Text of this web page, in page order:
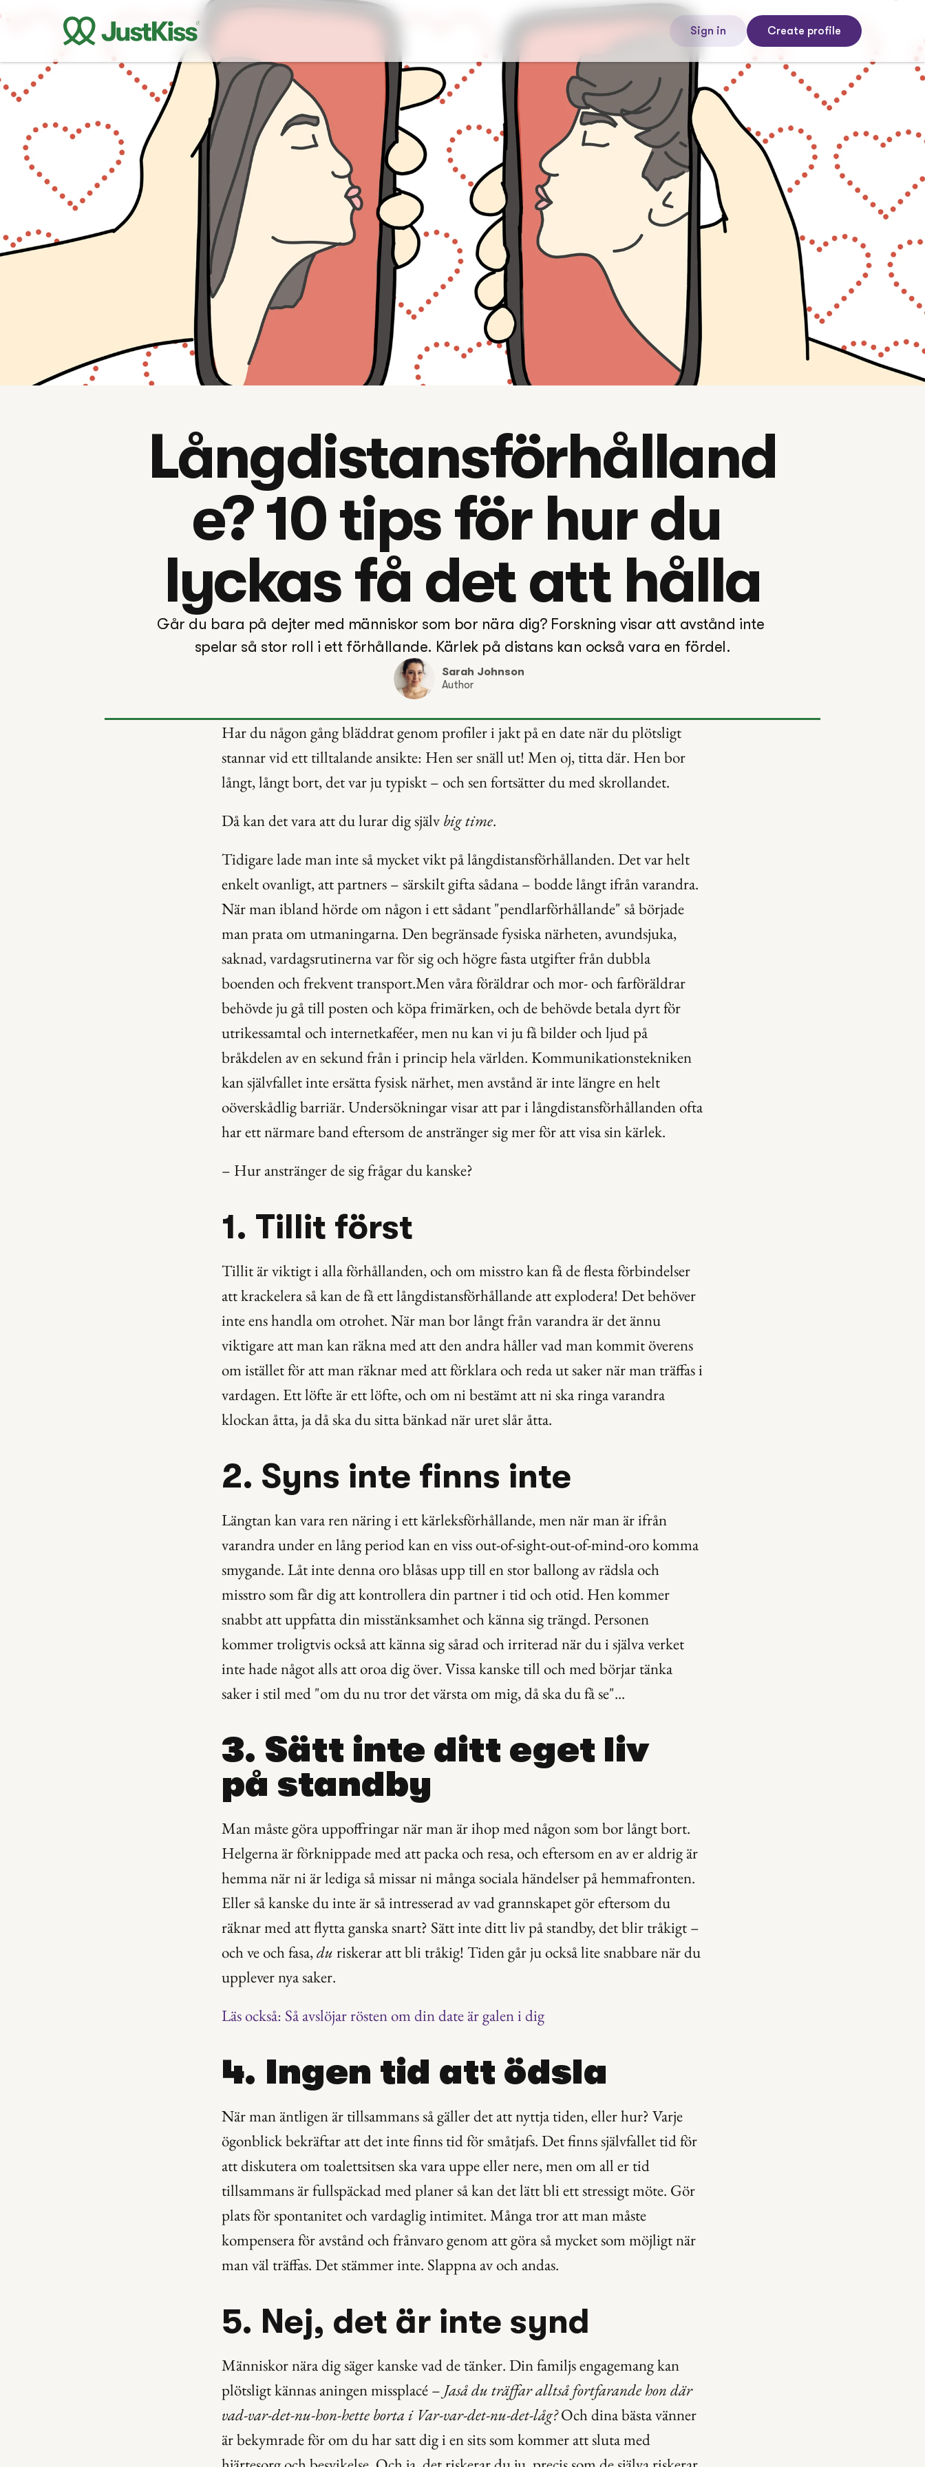
Sign in Create profile
Långdistansförhålland
e? 10 tips för hur du
lyckas få det att hålla
Går du bara på dejter med människor som bor nära dig? Forskning visar att avstånd inte
spelar så stor roll i ett förhållande. Kärlek på distans kan också vara en fördel.
Sarah Johnson
Author
Har du någon gång bläddrat genom profiler i jakt på en date när du plötsligt
stannar vid ett tilltalande ansikte: Hen ser snäll ut! Men oj, titta där. Hen bor
långt, långt bort, det var ju typiskt – och sen fortsätter du med skrollandet.
Då kan det vara att du lurar dig själv big time.
Tidigare lade man inte så mycket vikt på långdistansförhållanden. Det var helt
enkelt ovanligt, att partners – särskilt gifta sådana – bodde långt ifrån varandra.
När man ibland hörde om någon i ett sådant "pendlarförhållande" så började
man prata om utmaningarna. Den begränsade fysiska närheten, avundsjuka,
saknad, vardagsrutinerna var för sig och högre fasta utgifter från dubbla
boenden och frekvent transport.Men våra föräldrar och mor- och farföräldrar
behövde ju gå till posten och köpa frimärken, och de behövde betala dyrt för
utrikessamtal och internetkaféer, men nu kan vi ju få bilder och ljud på
bråkdelen av en sekund från i princip hela världen. Kommunikationstekniken
kan självfallet inte ersätta fysisk närhet, men avstånd är inte längre en helt
oöverskådlig barriär. Undersökningar visar att par i långdistansförhållanden ofta
har ett närmare band eftersom de anstränger sig mer för att visa sin kärlek.
– Hur anstränger de sig frågar du kanske?
1. Tillit först
Tillit är viktigt i alla förhållanden, och om misstro kan få de flesta förbindelser
att krackelera så kan de få ett långdistansförhållande att explodera! Det behöver
inte ens handla om otrohet. När man bor långt från varandra är det ännu
viktigare att man kan räkna med att den andra håller vad man kommit överens
om istället för att man räknar med att förklara och reda ut saker när man träffas i
vardagen. Ett löfte är ett löfte, och om ni bestämt att ni ska ringa varandra
klockan åtta, ja då ska du sitta bänkad när uret slår åtta.
2. Syns inte finns inte
Längtan kan vara ren näring i ett kärleksförhållande, men när man är ifrån
varandra under en lång period kan en viss out-of-sight-out-of-mind-oro komma
smygande. Låt inte denna oro blåsas upp till en stor ballong av rädsla och
misstro som får dig att kontrollera din partner i tid och otid. Hen kommer
snabbt att uppfatta din misstänksamhet och känna sig trängd. Personen
kommer troligtvis också att känna sig sårad och irriterad när du i själva verket
inte hade något alls att oroa dig över. Vissa kanske till och med börjar tänka
saker i stil med "om du nu tror det värsta om mig, då ska du få se"...
3. Sätt inte ditt eget liv
på standby
Man måste göra uppoffringar när man är ihop med någon som bor långt bort.
Helgerna är förknippade med att packa och resa, och eftersom en av er aldrig är
hemma när ni är lediga så missar ni många sociala händelser på hemmafronten.
Eller så kanske du inte är så intresserad av vad grannskapet gör eftersom du
räknar med att flytta ganska snart? Sätt inte ditt liv på standby, det blir tråkigt –
och ve och fasa, du riskerar att bli tråkig! Tiden går ju också lite snabbare när du
upplever nya saker.
Läs också: Så avslöjar rösten om din date är galen i dig
4. Ingen tid att ödsla
När man äntligen är tillsammans så gäller det att nyttja tiden, eller hur? Varje
ögonblick bekräftar att det inte finns tid för småtjafs. Det finns självfallet tid för
att diskutera om toalettsitsen ska vara uppe eller nere, men om all er tid
tillsammans är fullspäckad med planer så kan det lätt bli ett stressigt möte. Gör
plats för spontanitet och vardaglig intimitet. Många tror att man måste
kompensera för avstånd och frånvaro genom att göra så mycket som möjligt när
man väl träffas. Det stämmer inte. Slappna av och andas.
5. Nej, det är inte synd
Människor nära dig säger kanske vad de tänker. Din familjs engagemang kan
plötsligt kännas aningen missplacé – Jaså du träffar alltså fortfarande hon där
vad-var-det-nu-hon-hette borta i Var-var-det-nu-det-låg? Och dina bästa vänner
är bekymrade för om du har satt dig i en sits som kommer att sluta med